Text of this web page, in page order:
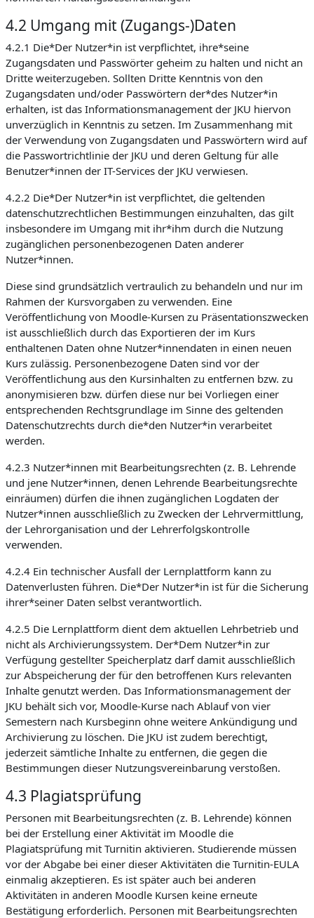
4.2 Umgang mit (Zugangs-)Daten
4.2.1 Die*Der Nutzer*in ist verpflichtet, ihre*seine
Zugangsdaten und Passwörter geheim zu halten und nicht an
Dritte weiterzugeben. Sollten Dritte Kenntnis von den
Zugangsdaten und/oder Passwörtern der*des Nutzer*in
erhalten, ist das Informationsmanagement der JKU hiervon
unverzüglich in Kenntnis zu setzen. Im Zusammenhang mit
der Verwendung von Zugangsdaten und Passwörtern wird auf
die Passwortrichtlinie der JKU und deren Geltung für alle
Benutzer*innen der IT-Services der JKU verwiesen.
4.2.2 Die*Der Nutzer*in ist verpflichtet, die geltenden
datenschutzrechtlichen Bestimmungen einzuhalten, das gilt
insbesondere im Umgang mit ihr*ihm durch die Nutzung
zugänglichen personenbezogenen Daten anderer
Nutzer*innen.
Diese sind grundsätzlich vertraulich zu behandeln und nur im
Rahmen der Kursvorgaben zu verwenden. Eine
Veröffentlichung von Moodle-Kursen zu Präsentationszwecken
ist ausschließlich durch das Exportieren der im Kurs
enthaltenen Daten ohne Nutzer*innendaten in einen neuen
Kurs zulässig. Personenbezogene Daten sind vor der
Veröffentlichung aus den Kursinhalten zu entfernen bzw. zu
anonymisieren bzw. dürfen diese nur bei Vorliegen einer
entsprechenden Rechtsgrundlage im Sinne des geltenden
Datenschutzrechts durch die*den Nutzer*in verarbeitet
werden.
4.2.3 Nutzer*innen mit Bearbeitungsrechten (z. B. Lehrende
und jene Nutzer*innen, denen Lehrende Bearbeitungsrechte
einräumen) dürfen die ihnen zugänglichen Logdaten der
Nutzer*innen ausschließlich zu Zwecken der Lehrvermittlung,
der Lehrorganisation und der Lehrerfolgskontrolle
verwenden.
4.2.4 Ein technischer Ausfall der Lernplattform kann zu
Datenverlusten führen. Die*Der Nutzer*in ist für die Sicherung
ihrer*seiner Daten selbst verantwortlich.
4.2.5 Die Lernplattform dient dem aktuellen Lehrbetrieb und
nicht als Archivierungssystem. Der*Dem Nutzer*in zur
Verfügung gestellter Speicherplatz darf damit ausschließlich
zur Abspeicherung der für den betroffenen Kurs relevanten
Inhalte genutzt werden. Das Informationsmanagement der
JKU behält sich vor, Moodle-Kurse nach Ablauf von vier
Semestern nach Kursbeginn ohne weitere Ankündigung und
Archivierung zu löschen. Die JKU ist zudem berechtigt,
jederzeit sämtliche Inhalte zu entfernen, die gegen die
Bestimmungen dieser Nutzungsvereinbarung verstoßen.
4.3 Plagiatsprüfung
Personen mit Bearbeitungsrechten (z. B. Lehrende) können
bei der Erstellung einer Aktivität im Moodle die
Plagiatsprüfung mit Turnitin aktivieren. Studierende müssen
vor der Abgabe bei einer dieser Aktivitäten die Turnitin-EULA
einmalig akzeptieren. Es ist später auch bei anderen
Aktivitäten in anderen Moodle Kursen keine erneute
Bestätigung erforderlich. Personen mit Bearbeitungsrechten